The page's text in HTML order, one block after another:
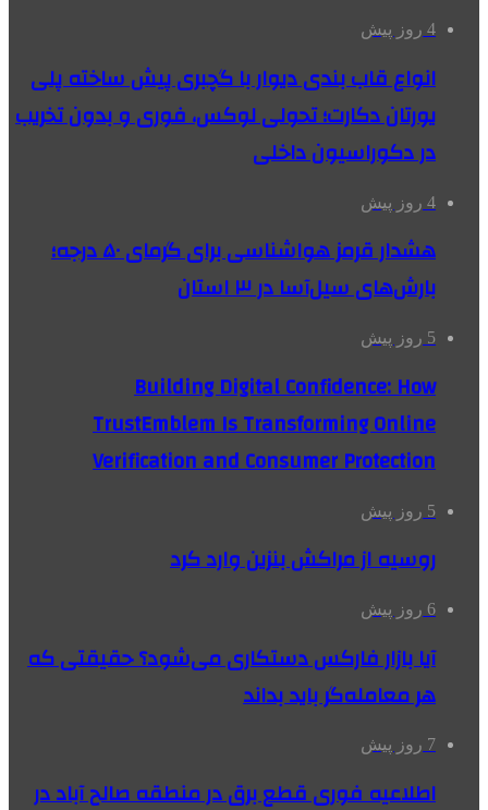
4 روز پیش
انواع قاب بندی دیوار با گچبری پیش ساخته پلی
یورتان دکارت؛ تحولی لوکس، فوری و بدون تخریب
در دکوراسیون داخلی
4 روز پیش
هشدار قرمز هواشناسی برای گرمای ۵۰ درجه؛
بارش‌های سیل‌آسا در ۳ استان
5 روز پیش
Building Digital Confidence: How
TrustEmblem Is Transforming Online
Verification and Consumer Protection
5 روز پیش
روسیه از مراکش بنزین وارد کرد
6 روز پیش
آیا بازار فارکس دستکاری می‌شود؟ حقیقتی که
هر معامله‌گر باید بداند
7 روز پیش
اطلاعیه فوری قطع برق در منطقه صالح آباد در